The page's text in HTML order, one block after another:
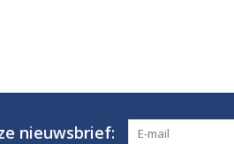
nieuwsbrief: